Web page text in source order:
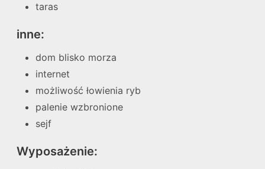
taras
inne:
dom blisko morza
internet
możliwość łowienia ryb
palenie wzbronione
sejf
Wyposażenie: